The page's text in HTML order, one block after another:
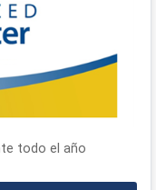
todo el año